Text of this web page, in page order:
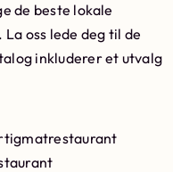
de beste lokale
oss lede deg til de
inkluderer et utvalg